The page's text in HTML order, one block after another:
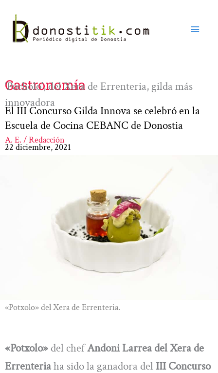
contenido
Gastronomía
‘Pocholo’, del Xera de Errenteria, gilda más
innovadora
El III Concurso Gilda Innova se celebró en la
Escuela de Cocina CEBANC de Donostia
A. E. / Redacción
22 diciembre, 2021
«Potxolo» del Xera de Errenteria.
«Potxolo» del chefAndoni Larrea del Xera de
Errenteriaha sido la ganadora del III Concurso